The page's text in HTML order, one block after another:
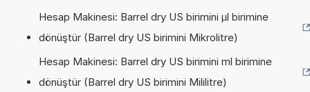
Hesap Makinesi: Barrel dry US birimini µl birimine
dönüştür (Barrel dry US birimini Mikrolitre)
Hesap Makinesi: Barrel dry US birimini ml birimine
dönüştür (Barrel dry US birimini Mililitre)